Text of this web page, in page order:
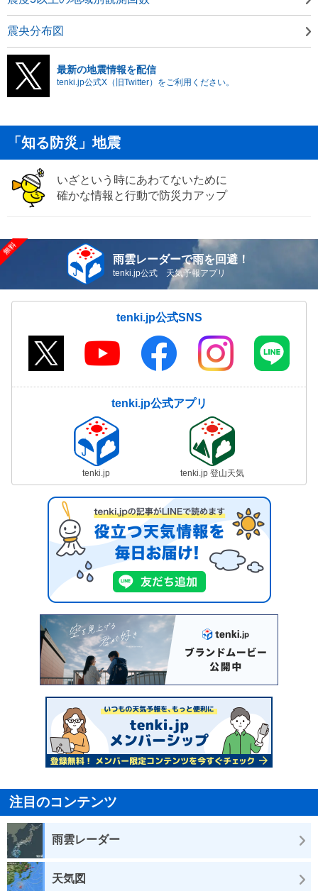
震央分布図
最新の地震情報を配信
tenki.jp公式X（旧Twitter）をご利用ください。
「知る防災」地震
いざという時にあわてないために
確かな情報と行動で防災力アップ
雨雲レーダーで雨を回避！
tenki.jp公式 天気予報アプリ
tenki.jp公式SNS
tenki.jp公式アプリ
tenki.jp tenki.jp 登山天気
注目のコンテンツ
雨雲レーダー
天気図